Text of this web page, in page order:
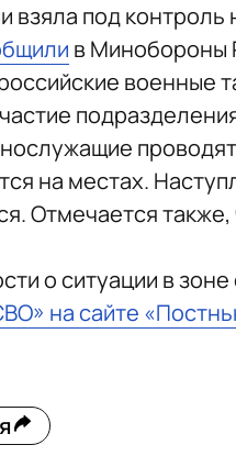
взяла под
в Минобороны
военные
на местах.
Отмечается также,
о ситуации в
на сайте